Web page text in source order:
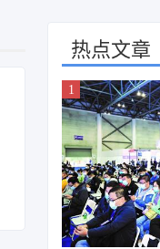
热点文章